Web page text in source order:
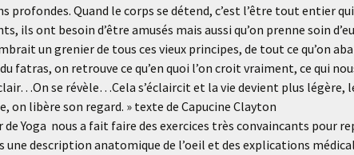
profondes. Quand le corps se détend, c’est l’être tout entier
ils ont besoin d’être amusés mais aussi qu’on prenne soin
un grenier de tous ces vieux principes, de tout ce qu’on
fatras, on retrouve ce qu’en quoi l’on croit vraiment, ce qui
se révèle…Cela s’éclaircit et la vie devient plus légère,
on libère son regard. » texte de Capucine Clayton
de Yoga nous a fait faire des exercices très convaincants pour
description anatomique de l’oeil et des explications